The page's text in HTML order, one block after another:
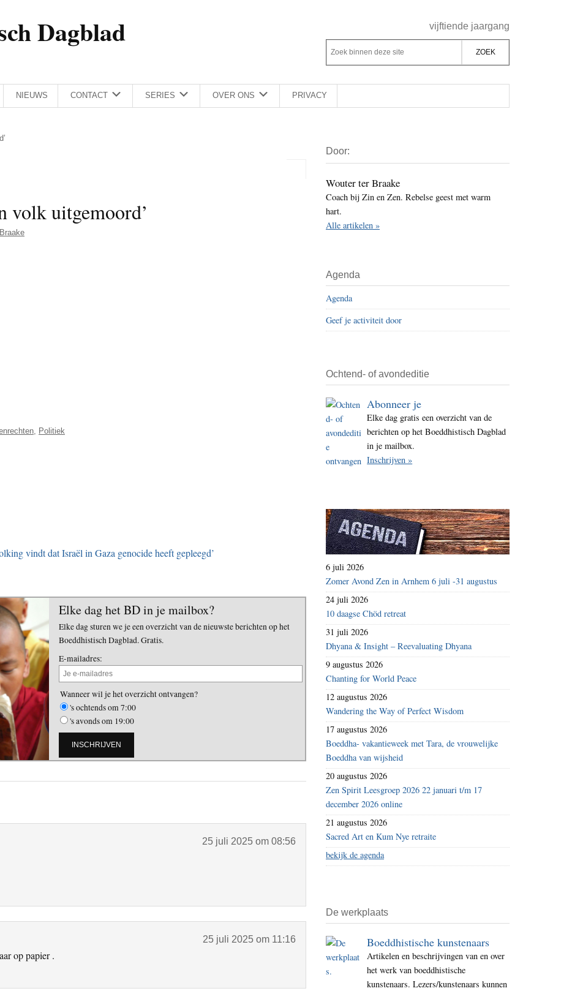
Dagblad
Rechts
vijftiende jaargang
Z
o
e
k
d
e
z
e
s
i
e
Z
o
k
b
n
n
d
e
s
i
t
e
NIEUWS CONTACT SERIES OVER ONS PRIVACY
volk uitgemoord’
, Politiek
vindt dat Israël in Gaza genocide heeft gepleegd’
Elke dag het BD in je mailbox?
Elke dag sturen we je een overzicht van de nieuwste berichten op het
Boeddhistisch Dagblad. Gratis.
E-mailadres:
Wanneer wil je het overzicht ontvangen?
's ochtends om 7:00
's avonds om 19:00
25 juli 2025 om 08:56
25 juli 2025 om 11:16
op papier .
Sidebar
Door:
Wouter ter Braake
Coach bij Zin en Zen. Rebelse geest met warm
hart.
Alle artikelen »
Agenda
Agenda
Geef je activiteit door
Ochtend- of avondeditie
Abonneer je
Elke dag gratis een overzicht van de
berichten op het Boeddhistisch Dagblad
in je mailbox.
Inschrijven »
6 juli 2026
Zomer Avond Zen in Arnhem 6 juli -31 augustus
24 juli 2026
10 daagse Chöd retreat
31 juli 2026
Dhyana & Insight – Reevaluating Dhyana
9 augustus 2026
Chanting for World Peace
12 augustus 2026
Wandering the Way of Perfect Wisdom
17 augustus 2026
Boeddha- vakantieweek met Tara, de vrouwelijke
Boeddha van wijsheid
20 augustus 2026
Zen Spirit Leesgroep 2026 22 januari t/m 17
december 2026 online
21 augustus 2026
Sacred Art en Kum Nye retraite
bekijk de agenda
De werkplaats
Boeddhistische kunstenaars
Artikelen en beschrijvingen van en over
het werk van boeddhistische
kunstenaars. Lezers/kunstenaars kunnen